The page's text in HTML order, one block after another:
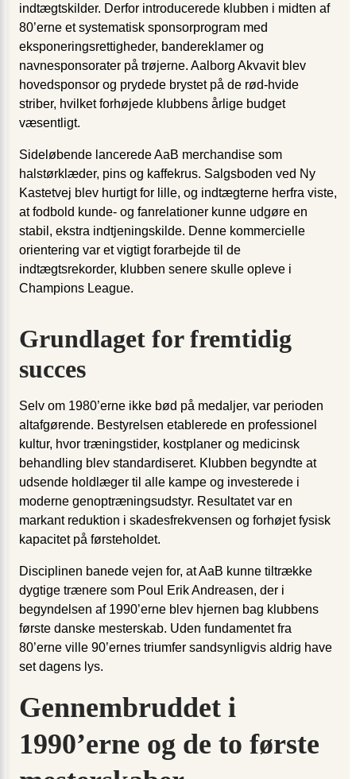
indtægtskilder. Derfor introducerede klubben i midten af
80’erne et systematisk sponsorprogram med
eksponeringsrettigheder, bandereklamer og
navnesponsorater på trøjerne. Aalborg Akvavit blev
hovedsponsor og prydede brystet på de rød-hvide
striber, hvilket forhøjede klubbens årlige budget
væsentligt.
Sideløbende lancerede AaB merchandise som
halstørklæder, pins og kaffekrus. Salgsboden ved Ny
Kastetvej blev hurtigt for lille, og indtægterne herfra viste,
at fodbold kunde- og fanrelationer kunne udgøre en
stabil, ekstra indtjeningskilde. Denne kommercielle
orientering var et vigtigt forarbejde til de
indtægtsrekorder, klubben senere skulle opleve i
Champions League.
Grundlaget for fremtidig
succes
Selv om 1980’erne ikke bød på medaljer, var perioden
altafgørende. Bestyrelsen etablerede en professionel
kultur, hvor træningstider, kostplaner og medicinsk
behandling blev standardiseret. Klubben begyndte at
udsende holdlæger til alle kampe og investerede i
moderne genoptræningsudstyr. Resultatet var en
markant reduktion i skadesfrekvensen og forhøjet fysisk
kapacitet på førsteholdet.
Disciplinen banede vejen for, at AaB kunne tiltrække
dygtige trænere som Poul Erik Andreasen, der i
begyndelsen af 1990’erne blev hjernen bag klubbens
første danske mesterskab. Uden fundamentet fra
80’erne ville 90’ernes triumfer sandsynligvis aldrig have
set dagens lys.
Gennembruddet i
1990’erne og de to første